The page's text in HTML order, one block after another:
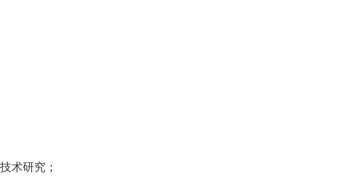
术研究；